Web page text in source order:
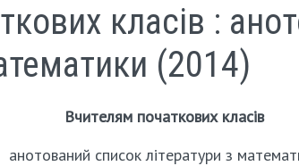
класів :
(2014)
Вчителям початкових класів
анотований список літератури з